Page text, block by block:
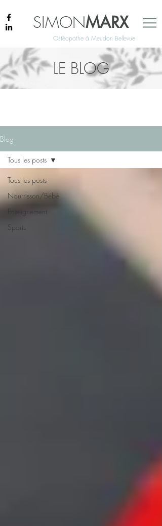
SIMONMARX
Ostéopathe à Meudon Bellevue
LE BLOG
Blog
Tous les posts
Nourrisson/Bébé
Enseignement
Sports
Tous les posts